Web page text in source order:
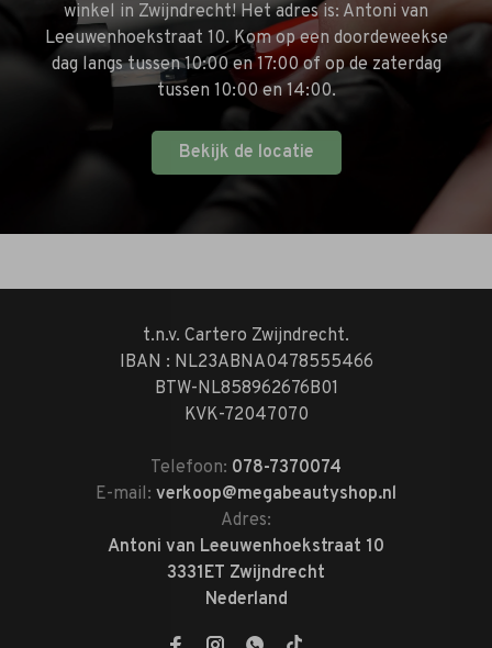
winkel in Zwijndrecht! Het adres is: Antoni van
Leeuwenhoekstraat 10. Kom op een doordeweekse
dag langs tussen 10:00 en 17:00 of op de zaterdag
tussen 10:00 en 14:00.
Bekijk de locatie
t.n.v. Cartero Zwijndrecht.
IBAN : NL23ABNA0478555466
BTW-NL858962676B01
KVK-72047070
Telefoon: 078-7370074
E-mail: verkoop@megabeautyshop.nl
Adres:
Antoni van Leeuwenhoekstraat 10
3331ET Zwijndrecht
Nederland